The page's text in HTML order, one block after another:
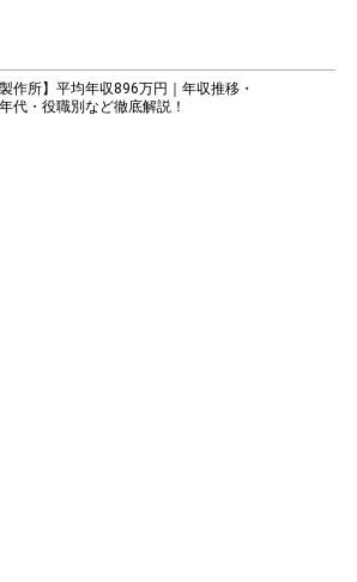
製作所】平均年収896万円｜年収推移・
代・役職別など徹底解説！